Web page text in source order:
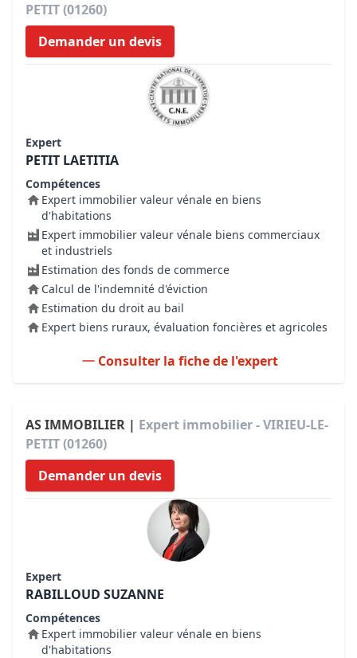
PETIT (01260)
Demander un devis
Expert
PETIT LAETITIA
Compétences
Expert immobilier valeur vénale en biens
d'habitations
Expert immobilier valeur vénale biens commerciaux
et industriels
Estimation des fonds de commerce
Calcul de l'indemnité d'éviction
Estimation du droit au bail
Expert biens ruraux, évaluation foncières et agricoles
Consulter la fiche de l'expert
AS IMMOBILIER | Expert immobilier - VIRIEU-LE-
PETIT (01260)
Demander un devis
Expert
RABILLOUD SUZANNE
Compétences
Expert immobilier valeur vénale en biens
d'habitations